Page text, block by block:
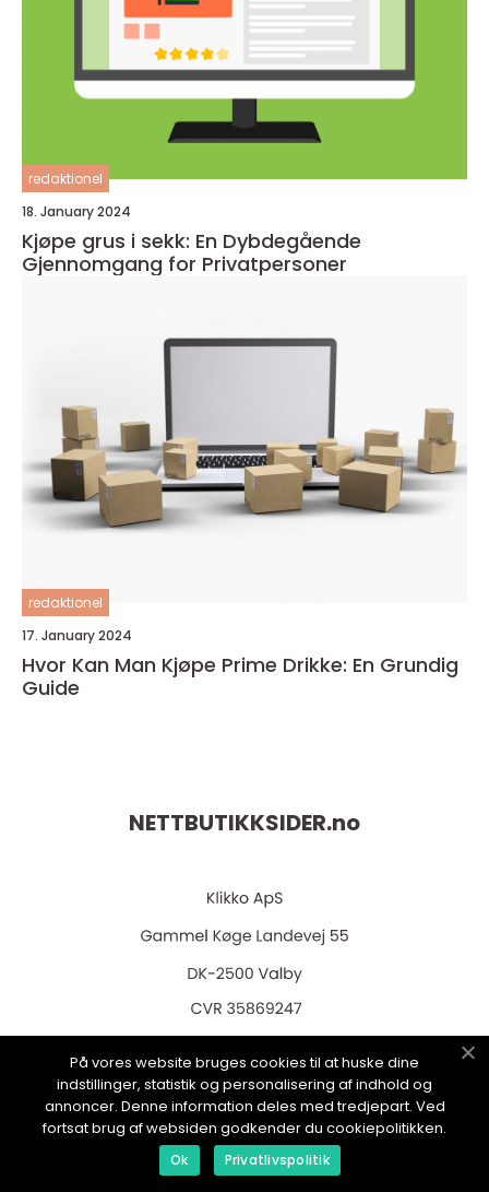
redaktionel
18. January 2024
Kjøpe grus i sekk: En Dybdegående
Gjennomgang for Privatpersoner
redaktionel
17. January 2024
Hvor Kan Man Kjøpe Prime Drikke: En Grundig
Guide
NETTBUTIKKSIDER.no
web:www.klikko.dk
Menu
På vores website bruges cookies til at huske dine
indstillinger, statistik og personalisering af indhold og
annoncer. Denne information deles med tredjepart. Ved
fortsat brug af websiden godkender du cookiepolitikken.
Ok Privatlivspolitik